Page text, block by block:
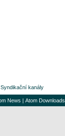
Syndikační kanály
News | Atom Downloads